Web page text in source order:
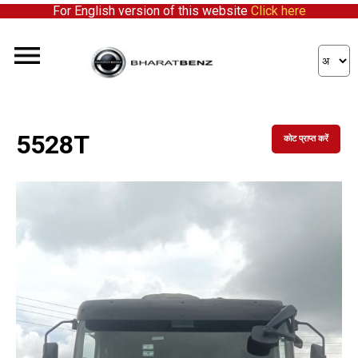
For English version of this website Click here
5528T कोट प्राप्त करें